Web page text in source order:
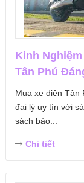
Kinh
Tân Phú
Mua xe điện Tân
đại lý uy tín với
sách bảo...
Chi tiết